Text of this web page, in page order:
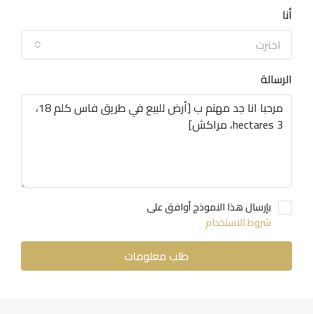
أنا
اخترت
الرسالة
بإرسال هذا النموذج أوافق على
شروط الاستخدام
طلب معلومات